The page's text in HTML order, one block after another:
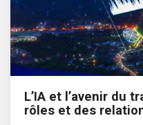
L’IA et l’avenir du
rôles et des